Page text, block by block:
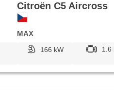
Citroën C5 Aircross
MAX
166 kW 1.6